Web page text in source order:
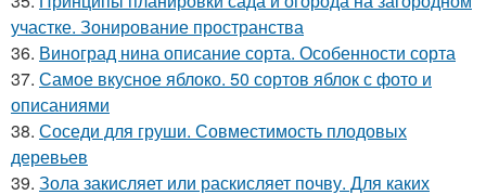
участке. Зонирование пространства
36. Виноград нина описание сорта. Особенности сорта
37. Самое вкусное яблоко. 50 сортов яблок с фото и
описаниями
38. Соседи для груши. Совместимость плодовых
деревьев
39. Зола закисляет или раскисляет почву. Для каких